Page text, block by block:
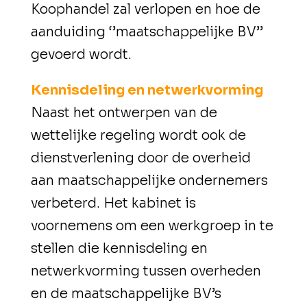
Koophandel zal verlopen en hoe de
aanduiding ‘’maatschappelijke BV’’
gevoerd wordt.
Kennisdeling en netwerkvorming
Naast het ontwerpen van de
wettelijke regeling wordt ook de
dienstverlening door de overheid
aan maatschappelijke ondernemers
verbeterd. Het kabinet is
voornemens om een werkgroep in te
stellen die kennisdeling en
netwerkvorming tussen overheden
en de maatschappelijke BV’s